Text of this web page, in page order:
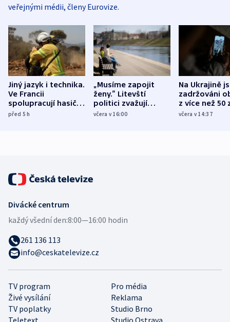
veřejnými médii, členy Eurovize.
Jiný jazyk i technika.
Ve Francii
spolupracují hasiči z
různých zemí
před 5h
„Musíme zapojit
ženy.“ Litevští
politici zvažují
dohodu o
včera v 16:00
Na Ukrajině
zadržováni
z více než 50
Bojovali na
včera v 14:37
TV program
Pro média
Živé vysílání
Reklama
TV poplatky
Studio Brno
Teletext
Studio Ostrava
Divácké centrum
každý všední den:8:00—16:00 hodin
261 136 113
info@ceskatelevize.cz